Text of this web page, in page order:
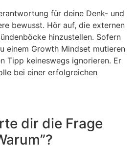
für deine Denk- und
bewusst. Hör auf, die externen
hinzustellen. Sofern
einem Growth Mindset mutieren
Tipp keineswegs ignorieren. Er
bei einer erfolgreichen
dir die Frage